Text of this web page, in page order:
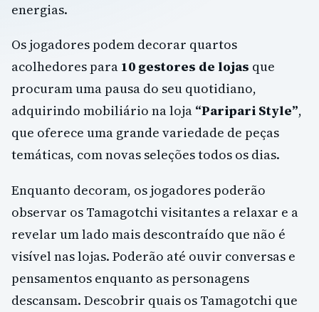
energias.
Os jogadores podem decorar quartos
acolhedores para 10 gestores de lojas que
procuram uma pausa do seu quotidiano,
adquirindo mobiliário na loja “Paripari Style”,
que oferece uma grande variedade de peças
temáticas, com novas seleções todos os dias.
Enquanto decoram, os jogadores poderão
observar os Tamagotchi visitantes a relaxar e a
revelar um lado mais descontraído que não é
visível nas lojas. Poderão até ouvir conversas e
pensamentos enquanto as personagens
descansam. Descobrir quais os Tamagotchi que